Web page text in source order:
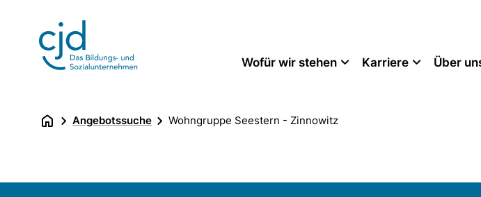
Wofür wir stehen Karriere Über
Angebotssuche Wohngruppe Seestern - Zinnowitz